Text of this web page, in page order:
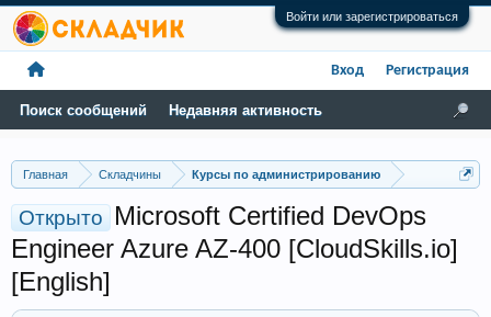
Войти или зарегистрироваться
Главная Складчины Курсы по администрированию
Открыто
Microsoft Certified DevOps
Engineer Azure AZ-400 [CloudSkills.io]
[English]
Поиск сообщений Недавняя активность
Вход Регистрация